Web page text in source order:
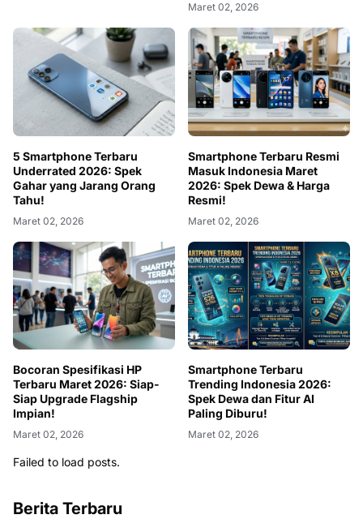
Maret 02, 2026
5 Smartphone Terbaru
Underrated 2026: Spek
Gahar yang Jarang Orang
Tahu!
Maret 02, 2026
Smartphone Terbaru Resmi
Masuk Indonesia Maret
2026: Spek Dewa & Harga
Resmi!
Maret 02, 2026
Bocoran Spesifikasi HP
Terbaru Maret 2026: Siap-
Siap Upgrade Flagship
Impian!
Maret 02, 2026
Smartphone Terbaru
Trending Indonesia 2026:
Spek Dewa dan Fitur AI
Paling Diburu!
Maret 02, 2026
Failed to load posts.
Berita Terbaru